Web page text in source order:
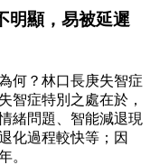
明顯，易被延遲
何？林口長庚失智症
智症特別之處在於，
緒問題、智能減退現
化過程較快等；因
。